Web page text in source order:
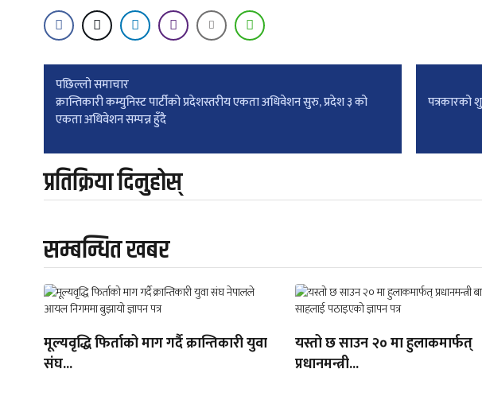
Post
navigation
पछिल्लाे समाचार
क्रान्तिकारी कम्युनिस्ट पार्टीको प्रदेशस्तरीय एकता अधिवेशन सुरु, प्रदेश ३ को
एकता अधिवेशन सम्पन्न हुँदै
पत्रकारको
प्रतिक्रिया दिनुहोस्
सम्बन्धित खबर
मूल्यवृद्धि फिर्ताको माग गर्दै क्रान्तिकारी युवा
संघ...
यस्तो छ साउन २० मा हुलाकमार्फत्
प्रधानमन्त्री...